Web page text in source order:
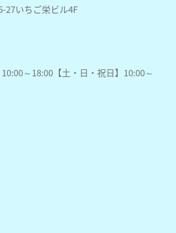
27いちご栄ビル4F
～18:00【土・日・祝日】10:00～